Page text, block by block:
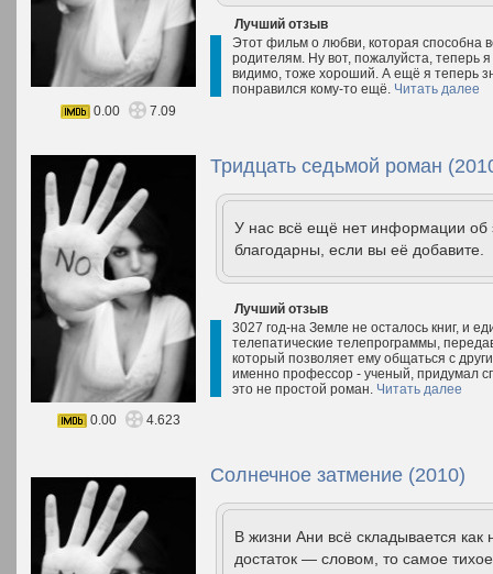
Лучший отзыв
Этот фильм о любви, которая способна
родителям. Ну вот, пожалуйста, теперь
видимо, тоже хороший. А ещё я теперь
понравился кому-то ещё. Читать далее
0.00
7.09
Тридцать седьмой роман
У нас всё ещё нет информации
благодарны, если вы её добавите.
Лучший отзыв
3027 год-на Земле не осталось книг, и
телепатические телепрограммы,
который позволяет ему общаться с
именно профессор - ученый, придумал
это не простой роман. Читать далее
0.00
4.623
Солнечное затмение (2010)
В жизни Ани всё складывается
достаток — словом, то самое